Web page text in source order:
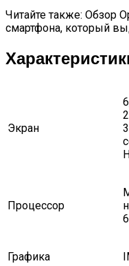
Читайте также: Обзор
смартфона, который
Экран
Процессор
Графика